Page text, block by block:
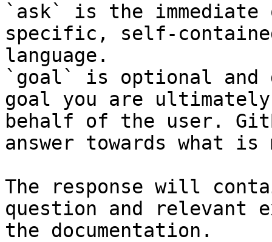
`ask` is the
specific, self-
language.
`goal` is optional and
goal you are
behalf of the user.
answer towards what
The response will
question and relevant
the documentation.